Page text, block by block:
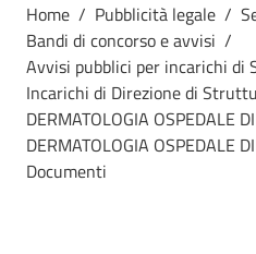
Azienda
Home / Pubblicità legale /
Bandi di concorso e avvisi /
Avvisi pubblici per incarichi di
Incarichi di Direzione di
DERMATOLOGIA OSPEDALE
DERMATOLOGIA OSPEDALE
Documenti